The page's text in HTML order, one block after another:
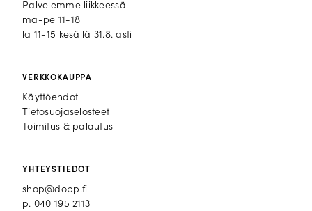
Palvelemme liikkeessä
ma-pe 11-18
la 11-15 kesällä 31.8. asti
VERKKOKAUPPA
Käyttöehdot
Tietosuojaselosteet
Toimitus & palautus
YHTEYSTIEDOT
shop@dopp.fi
p. 040 195 2113